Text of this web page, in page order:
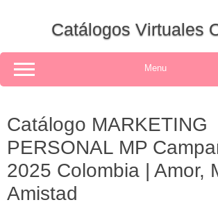
Catálogos Virtuales
Menu
Catálogo MARKETING
PERSONAL MP
2025 Colombia | Amor,
Amistad